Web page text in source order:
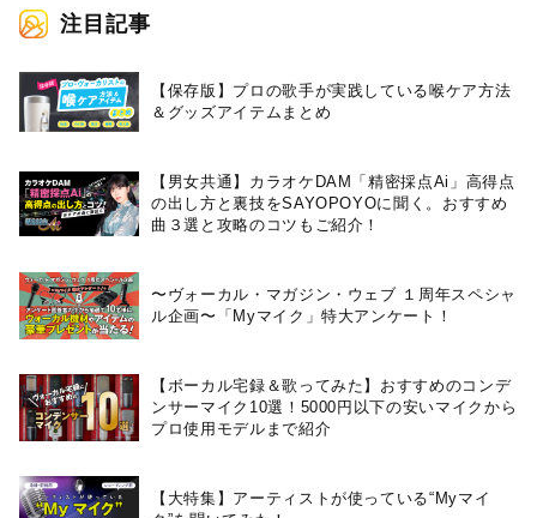
注目記事
【保存版】プロの歌手が実践している喉ケア⽅法
＆グッズアイテムまとめ
【男女共通】カラオケDAM「精密採点Ai」高得点
の出し方と裏技をSAYOPOYOに聞く。おすすめ
曲３選と攻略のコツもご紹介！
〜ヴォーカル・マガジン・ウェブ １周年スペシャ
ル企画〜「Myマイク」特大アンケート！
【ボーカル宅録＆歌ってみた】おすすめのコンデ
ンサーマイク10選！5000円以下の安いマイクから
プロ使用モデルまで紹介
【大特集】アーティストが使っている“Myマイ